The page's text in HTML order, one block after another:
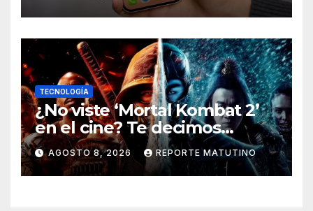
TECNOLOGÍA
¿No viste ‘Mortal Kombat 2’
en el cine? Te decimos
dónde verla en streaming
ahora mismo y te damos tres
razones para hacerlo
AGOSTO 8, 2026 REPORTE MATUTINO